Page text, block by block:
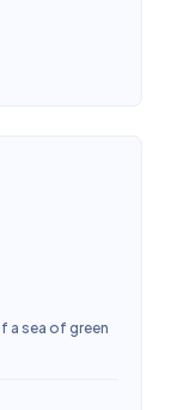
a sea of green